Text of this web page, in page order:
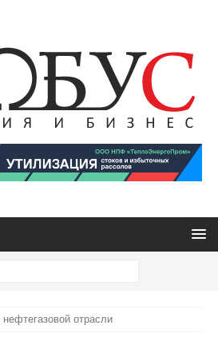
нефтегазовой отрасли